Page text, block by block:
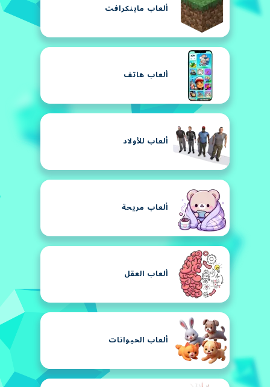
ألعاب ماينكرافت
ألعاب هاتف
ألعاب للأولاد
ألعاب مريحة
ألعاب العقل
ألعاب الحيوانات